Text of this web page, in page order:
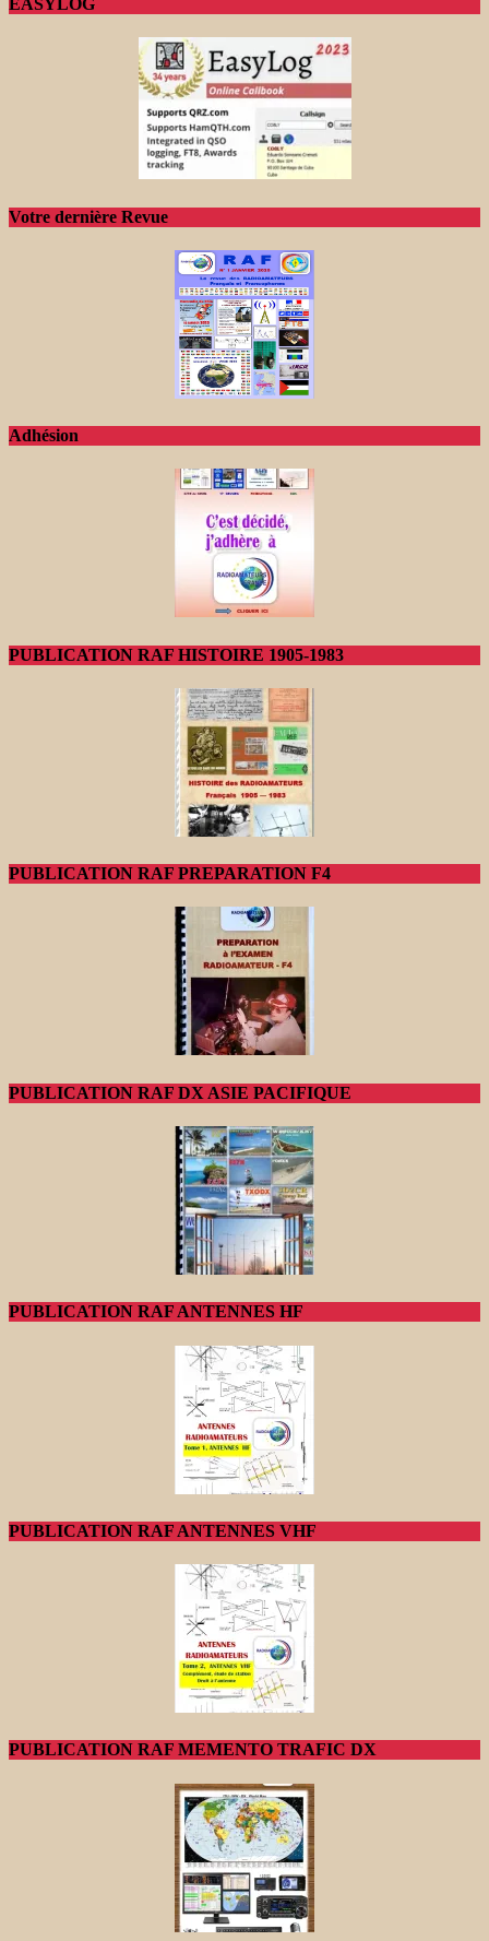
EASYLOG
Votre dernière Revue
Adhésion
PUBLICATION RAF HISTOIRE 1905-1983
PUBLICATION RAF PREPARATION F4
PUBLICATION RAF DX ASIE PACIFIQUE
PUBLICATION RAF ANTENNES HF
PUBLICATION RAF ANTENNES VHF
PUBLICATION RAF MEMENTO TRAFIC DX